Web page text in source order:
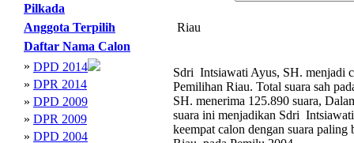
Pilkada
Anggota Terpilih
Daftar Nama Calon
» DPD 2014
» DPR 2014
» DPD 2009
» DPR 2009
» DPD 2004
Riau
Sdri Intsiawati Ayus, SH. menjadi
Pemilihan Riau. Total suara sah
SH. menerima 125.890 suara,
suara ini menjadikan Sdri
keempat calon dengan suara